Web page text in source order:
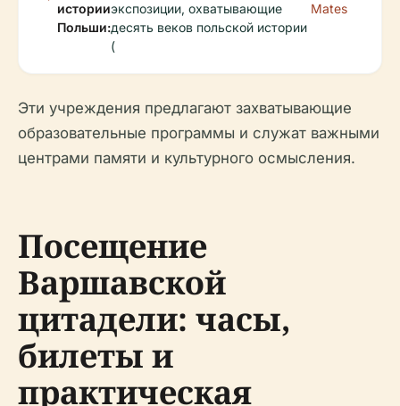
истории
Польши:
экспозиции, охватывающие
десять веков польской истории
(
Mates
Эти учреждения предлагают захватывающие
образовательные программы и служат важными
центрами памяти и культурного осмысления.
Посещение
Варшавской
цитадели: часы,
билеты и
практическая